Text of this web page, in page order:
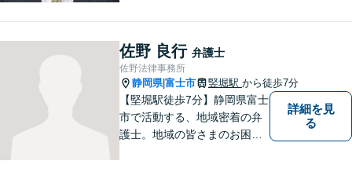
には、可能な限り早く解決に
至るよう迅速に対応いたしま
す。まずはお気軽にご相談く
ださい。
佐野 良行 弁護士
佐野法律事務所
静岡県|富士市 竪堀駅 から徒歩7分
【堅堀駅徒歩7分】静岡県富士
市で活動する、地域密着の弁
護士。地域の皆さまのお困り
詳細を見
る